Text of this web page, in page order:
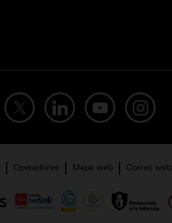
Operadores Mapa web Correo web